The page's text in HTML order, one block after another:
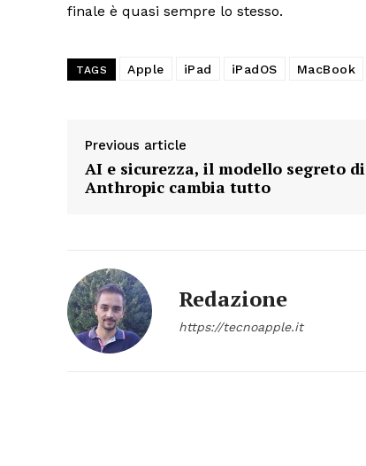
finale è quasi sempre lo stesso.
TAGS Apple iPad iPadOS MacBook
Previous article
AI e sicurezza, il modello segreto di
Anthropic cambia tutto
Redazione
https://tecnoapple.it